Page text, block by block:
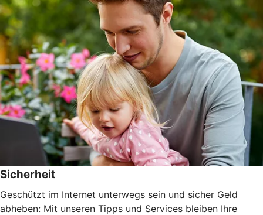
Sicherheit
Geschützt im Internet unterwegs sein und sicher Geld
abheben: Mit unseren Tipps und Services bleiben Ihre